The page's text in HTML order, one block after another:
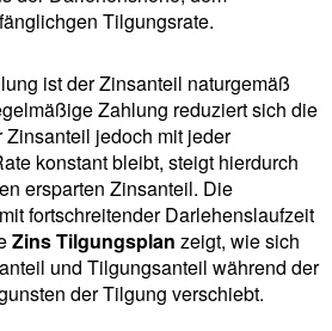
Tilgungsrate.
ist der Zinsanteil naturgemäß
Zahlung reduziert sich die
jedoch mit jeder
konstant bleibt, steigt hierdurch
ersparten Zinsanteil. Die
fortschreitender Darlehenslaufzeit
Zins Tilgungsplan zeigt, wie sich
und Tilgungsanteil während der
der Tilgung verschiebt.